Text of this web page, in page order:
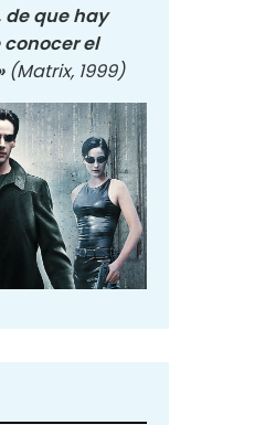
de que hay
el
(Matrix, 1999)